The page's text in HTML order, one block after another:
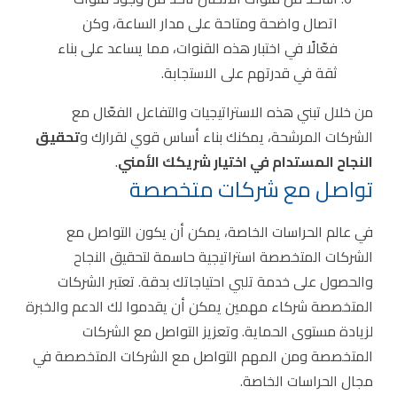
اتصال واضحة ومتاحة على مدار الساعة، وكن
فعّالًا في اختبار هذه القنوات، مما يساعد على بناء
ثقة في قدرتهم على الاستجابة.
من خلال تبني هذه الاستراتيجيات والتفاعل الفعّال مع
الشركات المرشحة، يمكنك بناء أساس قوي لقرارك وتحقيق
النجاح المستدام في اختيار شريكك الأمني.
تواصل مع شركات متخصصة
في عالم الحراسات الخاصة، يمكن أن يكون التواصل مع
الشركات المتخصصة استراتيجية حاسمة لتحقيق النجاح
والحصول على خدمة تلبي احتياجاتك بدقة. تعتبر الشركات
المتخصصة شركاء مهمين يمكن أن يقدموا لك الدعم والخبرة
لزيادة مستوى الحماية. وتعزيز التواصل مع الشركات
المتخصصة ومن المهم التواصل مع الشركات المتخصصة في
مجال الحراسات الخاصة.